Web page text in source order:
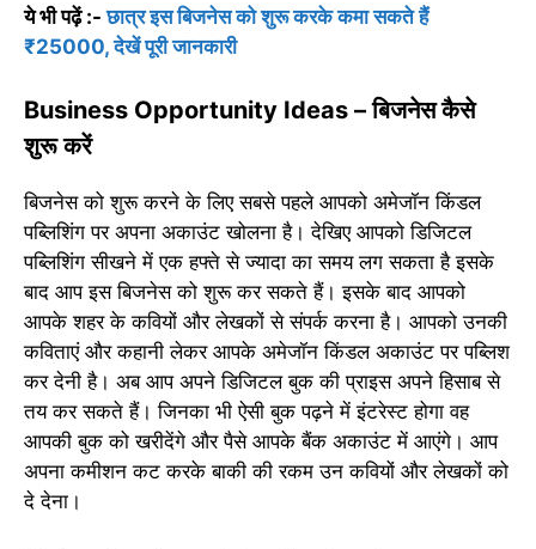
ये भी पढ़ें :-छात्र इस बिजनेस को शुरू करके कमा सकते हैं
₹25000, देखें पूरी जानकारी
Business Opportunity Ideas – बिजनेस कैसे
शुरू करें
बिजनेस को शुरू करने के लिए सबसे पहले आपको अमेजॉन किंडल
पब्लिशिंग पर अपना अकाउंट खोलना है। देखिए आपको डिजिटल
पब्लिशिंग सीखने में एक हफ्ते से ज्यादा का समय लग सकता है इसके
बाद आप इस बिजनेस को शुरू कर सकते हैं। इसके बाद आपको
आपके शहर के कवियों और लेखकों से संपर्क करना है। आपको उनकी
कविताएं और कहानी लेकर आपके अमेजॉन किंडल अकाउंट पर पब्लिश
कर देनी है। अब आप अपने डिजिटल बुक की प्राइस अपने हिसाब से
तय कर सकते हैं। जिनका भी ऐसी बुक पढ़ने में इंटरेस्ट होगा वह
आपकी बुक को खरीदेंगे और पैसे आपके बैंक अकाउंट में आएंगे। आप
अपना कमीशन कट करके बाकी की रकम उन कवियों और लेखकों को
दे देना।